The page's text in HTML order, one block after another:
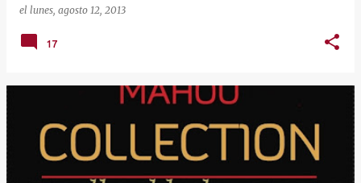
el lunes, agosto 12, 2013
17